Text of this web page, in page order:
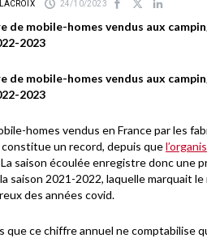
24/10/2023
de mobile-homes vendus aux
2023
de mobile-homes vendus aux
2023
homes vendus en France par les
un record, depuis que
saison écoulée enregistre donc une
saison 2021-2022, laquelle marquait
des années covid.
que ce chiffre annuel ne comptabilise